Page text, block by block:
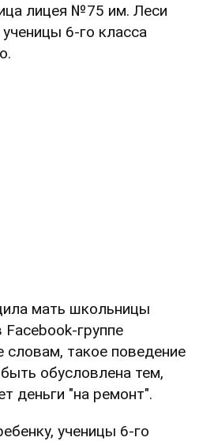
лицея №75 им. Леси
6-го класса
мать школьницы
группе
такое поведение
обусловлена тем,
деньги "на ремонт".
ученицы 6-го